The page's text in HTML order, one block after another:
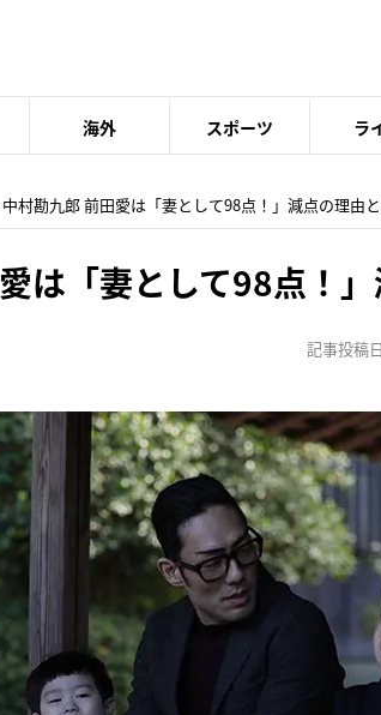
海外 スポーツ ラ
中村勘九郎 前田愛は「妻として98点！」減点の理由
は「妻として98点！
記事投稿